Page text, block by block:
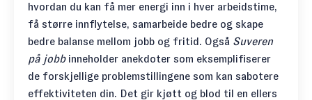
hvordan du kan få mer energi inn i hver arbeidstime,
få større innflytelse, samarbeide bedre og skape
bedre balanse mellom jobb og fritid. Også Suveren
på jobb inneholder anekdoter som eksemplifiserer
de forskjellige problemstillingene som kan sabotere
effektiviteten din. Det gir kjøtt og blod til en ellers